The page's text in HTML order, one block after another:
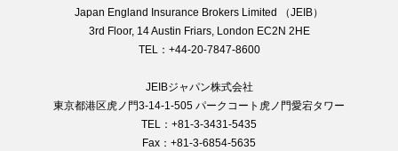
Japan England Insurance Brokers Limited （JEIB）
3rd Floor, 14 Austin Friars, London EC2N 2HE
TEL：+44-20-7847-8600
JEIBジャパン株式会社
東京都港区虎ノ門3-14-1-505 パークコート虎ノ門愛宕タワー
TEL：+81-3-3431-5435
Fax：+81-3-6854-5635